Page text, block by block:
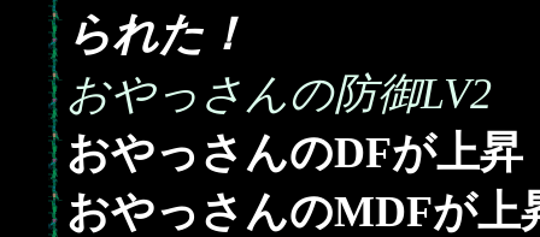
られた！
おやっさんの防御LV2
おやっさんのDFが上昇
おやっさんのMDFが上